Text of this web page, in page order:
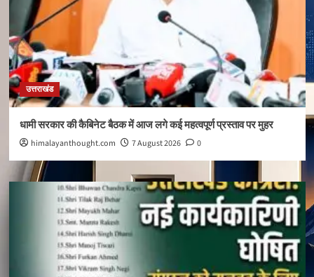
उत्तराखंड
धामी सरकार की कैबिनेट बैठक में आज लगे कई महत्वपूर्ण प्रस्ताव पर मुहर
himalayanthought.com 7 August 2026 0